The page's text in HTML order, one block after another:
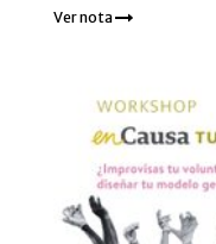
Ver nota